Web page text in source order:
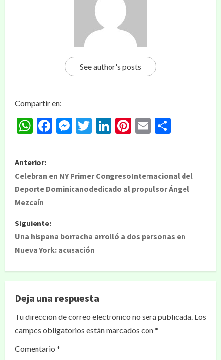
See author's posts
Compartir en:
WhatsApp
Facebook
Messenger
Twitter
LinkedIn
Pinterest
Email
Anterior:
Celebran en NY Primer CongresoInternacional del
Deporte Dominicanodedicado al propulsor Ángel
Mezcaín
Siguiente:
Una hispana borracha arrolló a dos personas en
Nueva York: acusación
Deja una respuesta
Tu dirección de correo electrónico no será publicada. Los
campos obligatorios están marcados con*
Comentario *